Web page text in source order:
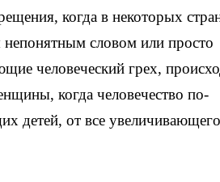
когда в некоторых
непонятным словом или просто
человеческий грех,
когда человечество по-
детей, от все